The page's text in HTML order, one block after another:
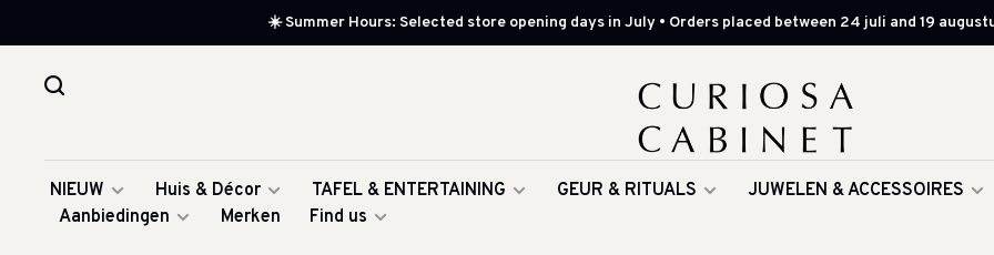
☀️ Summer Hours: Selected store opening days in July • Orders placed between 24 juli and 19
NIEUW Huis & Décor TAFEL & ENTERTAINING GEUR & RITUALS JUWELEN & ACCESSOIRES
Aanbiedingen
Merken Find us